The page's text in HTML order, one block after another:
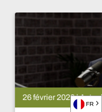
du marché
FR